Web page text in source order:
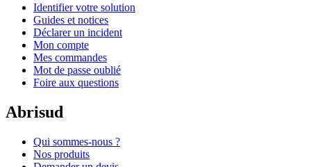
Identifier votre solution
Guides et notices
Déclarer un incident
Mon compte
Mes commandes
Mot de passe oublié
Foire aux questions
Abrisud
Qui sommes-nous ?
Nos produits